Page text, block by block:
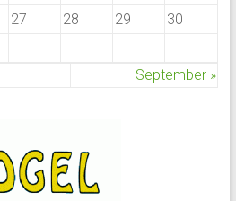
27 28 29
30
September »